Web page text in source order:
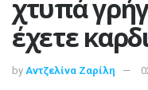
χτυπά
έχετε
by Αντζελίνα Ζαρίλη